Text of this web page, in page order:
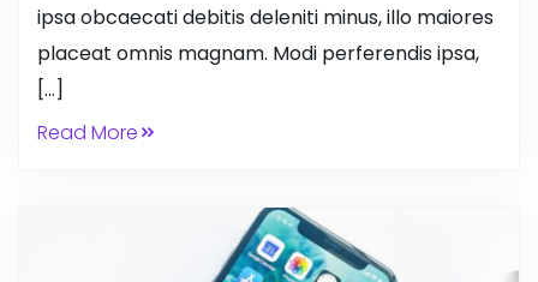
ipsa obcaecati debitis deleniti minus, illo maiores
placeat omnis magnam. Modi perferendis ipsa,
[…]
Read More